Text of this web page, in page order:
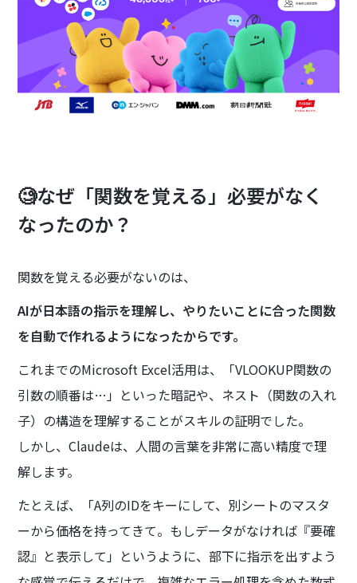
🧐なぜ「関数を覚える」必要がなく
なったのか？
関数を覚える必要がないのは、
AIが日本語の指示を理解し、やりたいことに合った関数
を自動で作れるようになったからです。
これまでのMicrosoft Excel活用は、「VLOOKUP関数の
引数の順番は…」といった暗記や、ネスト（関数の入れ
子）の構造を理解することがスキルの証明でした。
しかし、Claudeは、人間の言葉を非常に高い精度で理
解します。
たとえば、「A列のIDをキーにして、別シートのマスタ
ーから価格を持ってきて。もしデータがなければ『要確
認』と表示して」というように、部下に指示を出すよう